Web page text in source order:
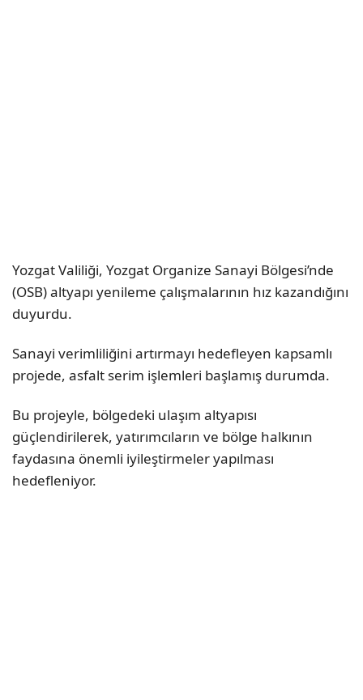
Yozgat Valiliği, Yozgat Organize Sanayi Bölgesi’nde
(OSB) altyapı yenileme çalışmalarının hız kazandığını
duyurdu.
Sanayi verimliliğini artırmayı hedefleyen kapsamlı
projede, asfalt serim işlemleri başlamış durumda.
Bu projeyle, bölgedeki ulaşım altyapısı
güçlendirilerek, yatırımcıların ve bölge halkının
faydasına önemli iyileştirmeler yapılması
hedefleniyor.